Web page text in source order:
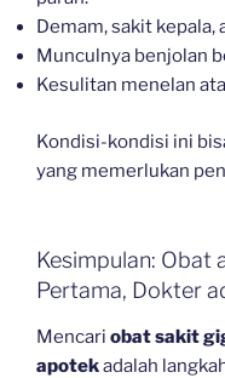
Demam, sakit kepala,
Munculnya benjolan
Kesulitan menelan
Kondisi-kondisi ini
yang memerlukan
Kesimpulan: Obat
Pertama, Dokter
Mencari obat sakit
apotekadalah